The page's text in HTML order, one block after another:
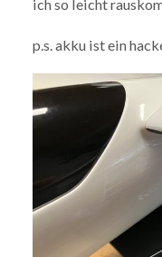
ich so leicht
p.s. akku ist ein